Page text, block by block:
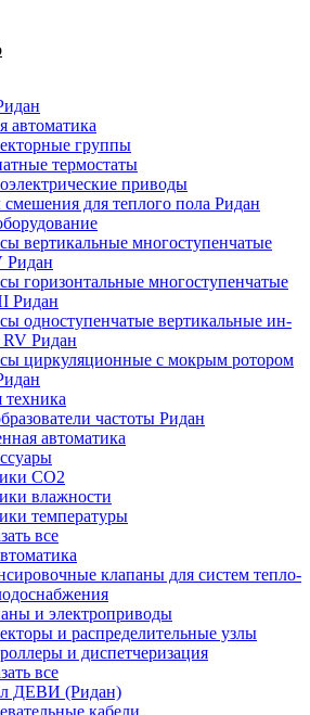
автоматика
группы
термостаты
приводы
для теплого пола Ридан
вертикальные многоступенчатые
Ридан
горизонтальные многоступенчатые
Ридан
одноступенчатые вертикальные ин-
RV Ридан
циркуляционные с мокрым ротором
частоты Ридан
автоматика
CO2
влажности
температуры
все
клапаны для систем тепло-
и электроприводы
и распределительные узлы
и диспетчеризация
все
ДЕВИ (Ридан)
кабели